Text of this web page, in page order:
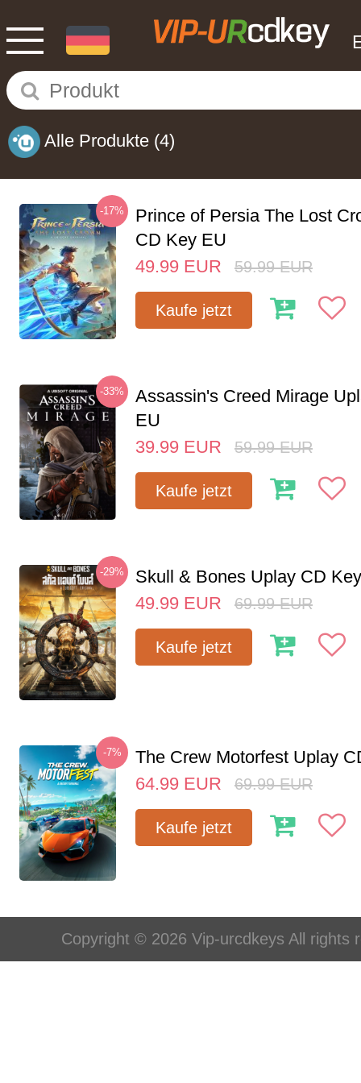
Alle Produkte (4)
-17%
Prince of Persia The Lost
CD Key EU
49.99 EUR 59.99 EUR
Kaufe jetzt
-33%
Assassin's Creed Mirage
EU
39.99 EUR 59.99 EUR
Kaufe jetzt
-29%
Skull & Bones Uplay CD
49.99 EUR 69.99 EUR
Kaufe jetzt
-7%
The Crew Motorfest Uplay
64.99 EUR 69.99 EUR
Kaufe jetzt
Copyright © 2026 Vip-urcdkeys All rights